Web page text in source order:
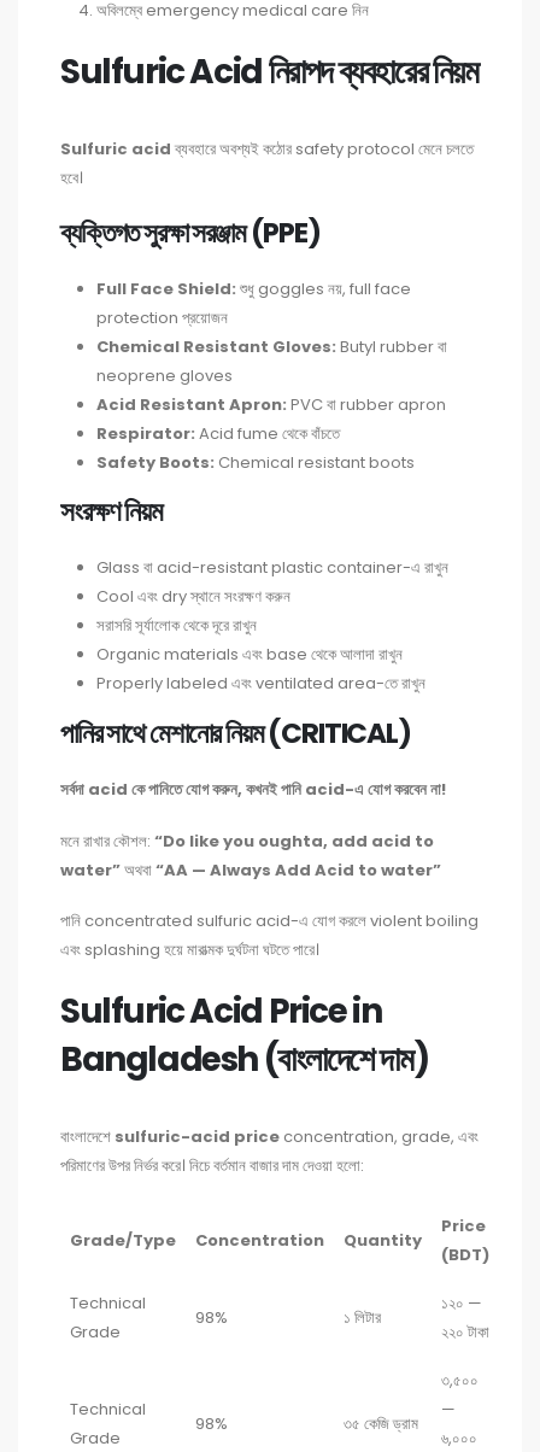
অবিলম্বে emergency medical care নিন
Sulfuric Acid নিরাপদ ব্যবহারের নিয়ম
Sulfuric acid ব্যবহারে অবশ্যই কঠোর safety protocol মেনে চলতে
হবে।
ব্যক্তিগত সুরক্ষা সরঞ্জাম (PPE)
Full Face Shield: শুধু goggles নয়, full face
protection প্রয়োজন
Chemical Resistant Gloves: Butyl rubber বা
neoprene gloves
Acid Resistant Apron: PVC বা rubber apron
Respirator: Acid fume থেকে বাঁচতে
Safety Boots: Chemical resistant boots
সংরক্ষণ নিয়ম
Glass বা acid-resistant plastic container-এ রাখুন
Cool এবং dry স্থানে সংরক্ষণ করুন
সরাসরি সূর্যালোক থেকে দূরে রাখুন
Organic materials এবং base থেকে আলাদা রাখুন
Properly labeled এবং ventilated area-তে রাখুন
পানির সাথে মেশানোর নিয়ম (CRITICAL)
সর্বদা acid কে পানিতে যোগ করুন, কখনই পানি acid-এ যোগ করবেন না!
মনে রাখার কৌশল: “Do like you oughta, add acid to
water”অথবা“AA — Always Add Acid to water”
পানি concentrated sulfuric acid-এ যোগ করলে violent boiling
এবং splashing হয়ে মারাত্মক দুর্ঘটনা ঘটতে পারে।
Sulfuric Acid Price in
Bangladesh (বাংলাদেশে দাম)
বাংলাদেশে sulfuric-acid price concentration, grade, এবং
পরিমাণের উপর নির্ভর করে। নিচে বর্তমান বাজার দাম দেওয়া হলো:
Grade/Type Concentration Quantity
Price
(BDT)
Technical
Grade
98% ১ লিটার
১২০ —
২২০ টাকা
Technical
Grade
98% ৩৫ কেজি ড্রাম
৩,৫০০
—
৬,০০০